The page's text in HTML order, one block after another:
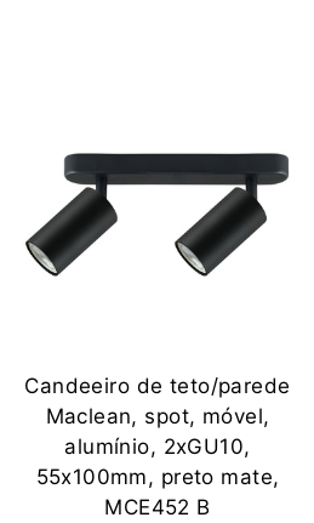
Candeeiro de teto/parede
Maclean, spot, móvel,
alumínio, 2xGU10,
55x100mm, preto mate,
MCE452 B